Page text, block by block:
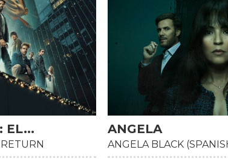
EL...
HD
ANGELA
ANGELA BLACK